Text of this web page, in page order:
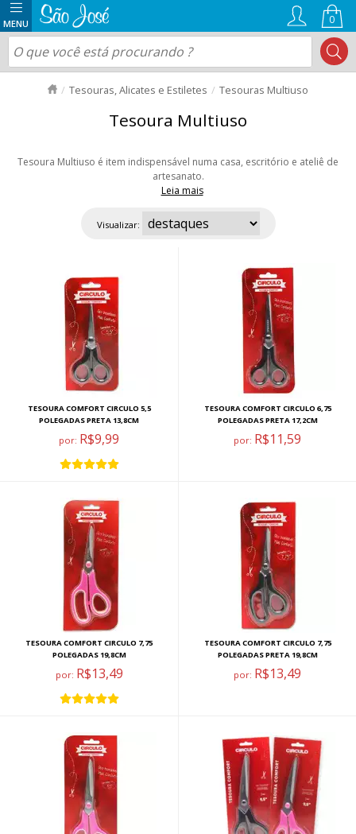
0
Tesouras, Alicates e Estiletes Tesouras Multiuso
Tesoura Multiuso
Tesoura Multiuso é item indispensável numa casa, escritório e ateliê de
artesanato.
Leia mais
setor, você encontra modelos confortáveis com cabo emborrachado, que
conferem segurança e precisão aos cortes. Diversos tamanhos e modelos.
Visualizar:
TESOURA COMFORT CIRCULO 5,5
POLEGADAS PRETA 13,8CM
por: R$9,99
TESOURA COMFORT CIRCULO 6,75
POLEGADAS PRETA 17,2CM
por: R$11,59
TESOURA COMFORT CIRCULO 7,75
POLEGADAS 19,8CM
por: R$13,49
TESOURA COMFORT CIRCULO 7,75
POLEGADAS PRETA 19,8CM
por: R$13,49